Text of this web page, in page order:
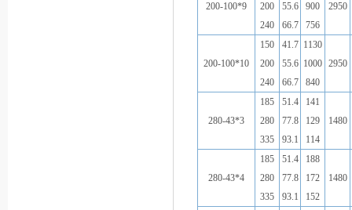
200-100*9
200
240
55.6
66.7
900
756
2950
200-100*10
150
200
240
41.7
55.6
66.7
1130
1000
840
2950
280-43*3
185
280
335
51.4
77.8
93.1
141
129
114
1480
280-43*4
185
280
335
51.4
77.8
93.1
188
172
152
1480